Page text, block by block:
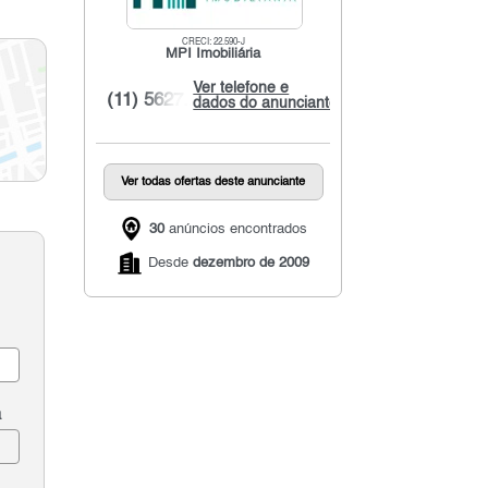
CRECI: 22.590-J
MPI Imobiliária
Ver telefone e
dados do anunciante
(11) 5627...
Ver todas ofertas deste anunciante
30anúncios encontrados
Desde dezembro de 2009